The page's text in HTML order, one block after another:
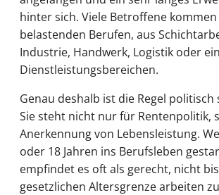
hinter sich. Viele Betroffene
belastenden Berufen, aus
Industrie, Handwerk, Logistik oder
Dienstleistungsbereichen.
Genau deshalb ist die Regel politisch
Sie steht nicht nur für Rentenpolitik,
Anerkennung von Lebensleistung.
oder 18 Jahren ins Berufsleben
empfindet es oft als gerecht, nicht
gesetzlichen Altersgrenze arbeiten